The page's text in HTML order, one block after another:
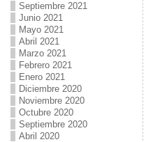
Septiembre 2021
Junio 2021
Mayo 2021
Abril 2021
Marzo 2021
Febrero 2021
Enero 2021
Diciembre 2020
Noviembre 2020
Octubre 2020
Septiembre 2020
Abril 2020